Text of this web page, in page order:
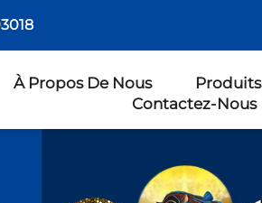
À Propos De Nous Produits
Contactez-Nous